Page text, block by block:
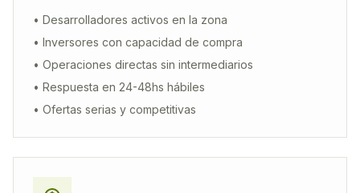
• Desarrolladores activos en la zona
• Inversores con capacidad de compra
• Operaciones directas sin intermediarios
• Respuesta en 24-48hs hábiles
• Ofertas serias y competitivas